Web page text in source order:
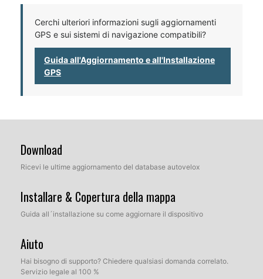
Cerchi ulteriori informazioni sugli aggiornamenti
GPS e sui sistemi di navigazione compatibili?
Guida all'Aggiornamento e all'Installazione
GPS
Download
Ricevi le ultime aggiornamento del database autovelox
Installare & Copertura della mappa
Guida all´installazione su come aggiornare il dispositivo
Aiuto
Hai bisogno di supporto? Chiedere qualsiasi domanda correlato.
Servizio legale al 100 %